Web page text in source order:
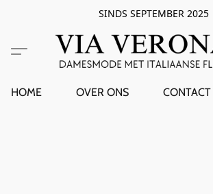
SINDS SEPTEMBER 2025
HOME OVER ONS CONTACT